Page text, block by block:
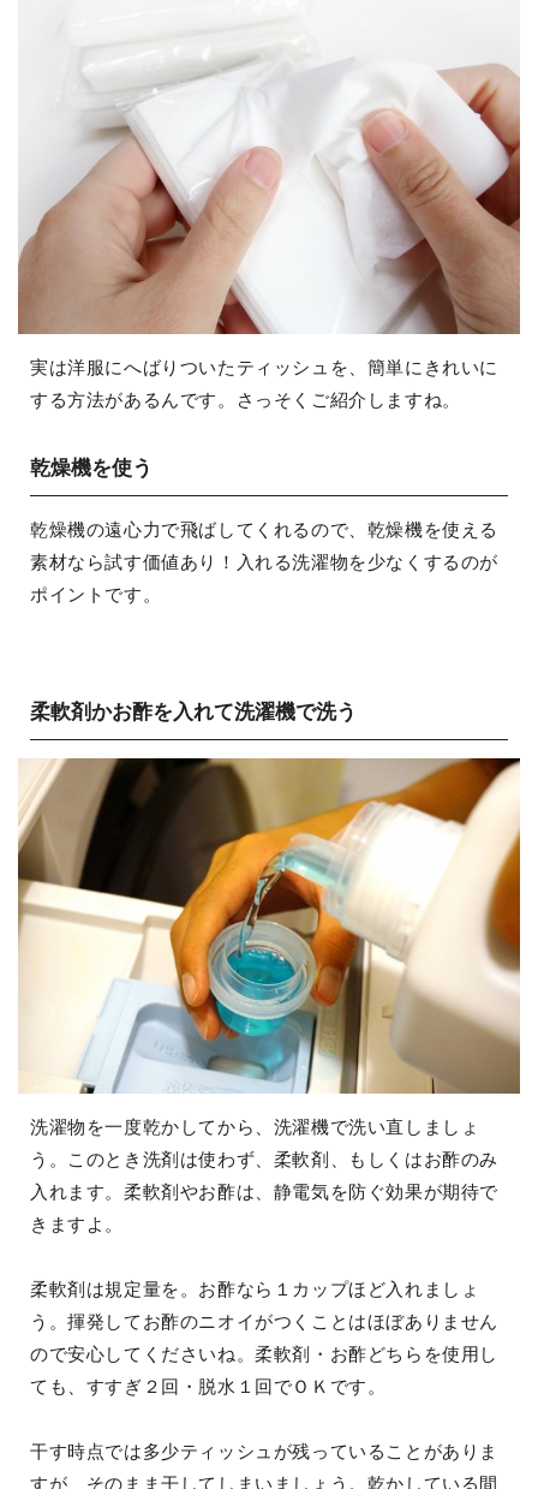
実は洋服にへばりついたティッシュを、簡単にきれいに
する方法があるんです。さっそくご紹介しますね。
乾燥機を使う
乾燥機の遠心力で飛ばしてくれるので、乾燥機を使える
素材なら試す価値あり！入れる洗濯物を少なくするのが
ポイントです。
柔軟剤かお酢を入れて洗濯機で洗う
洗濯物を一度乾かしてから、洗濯機で洗い直しましょ
う。このとき洗剤は使わず、柔軟剤、もしくはお酢のみ
入れます。柔軟剤やお酢は、静電気を防ぐ効果が期待で
きますよ。
柔軟剤は規定量を。お酢なら１カップほど入れましょ
う。揮発してお酢のニオイがつくことはほぼありません
ので安心してくださいね。柔軟剤・お酢どちらを使用し
ても、すすぎ２回・脱水１回でＯＫです。
干す時点では多少ティッシュが残っていることがありま
すが、そのまま干してしまいましょう。乾かしている間